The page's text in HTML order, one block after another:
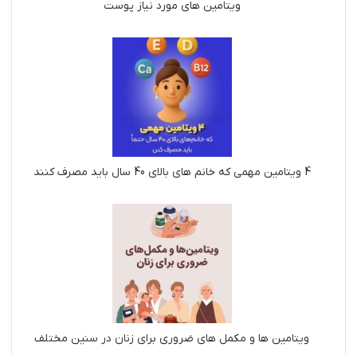
ویتامین های مورد نیاز پوست
4 ویتامین مهمی که خانم های بالای 40 سال باید مصرف کنند
ویتامین ها و مکمل های ضروری برای زنان در سنین مختلف